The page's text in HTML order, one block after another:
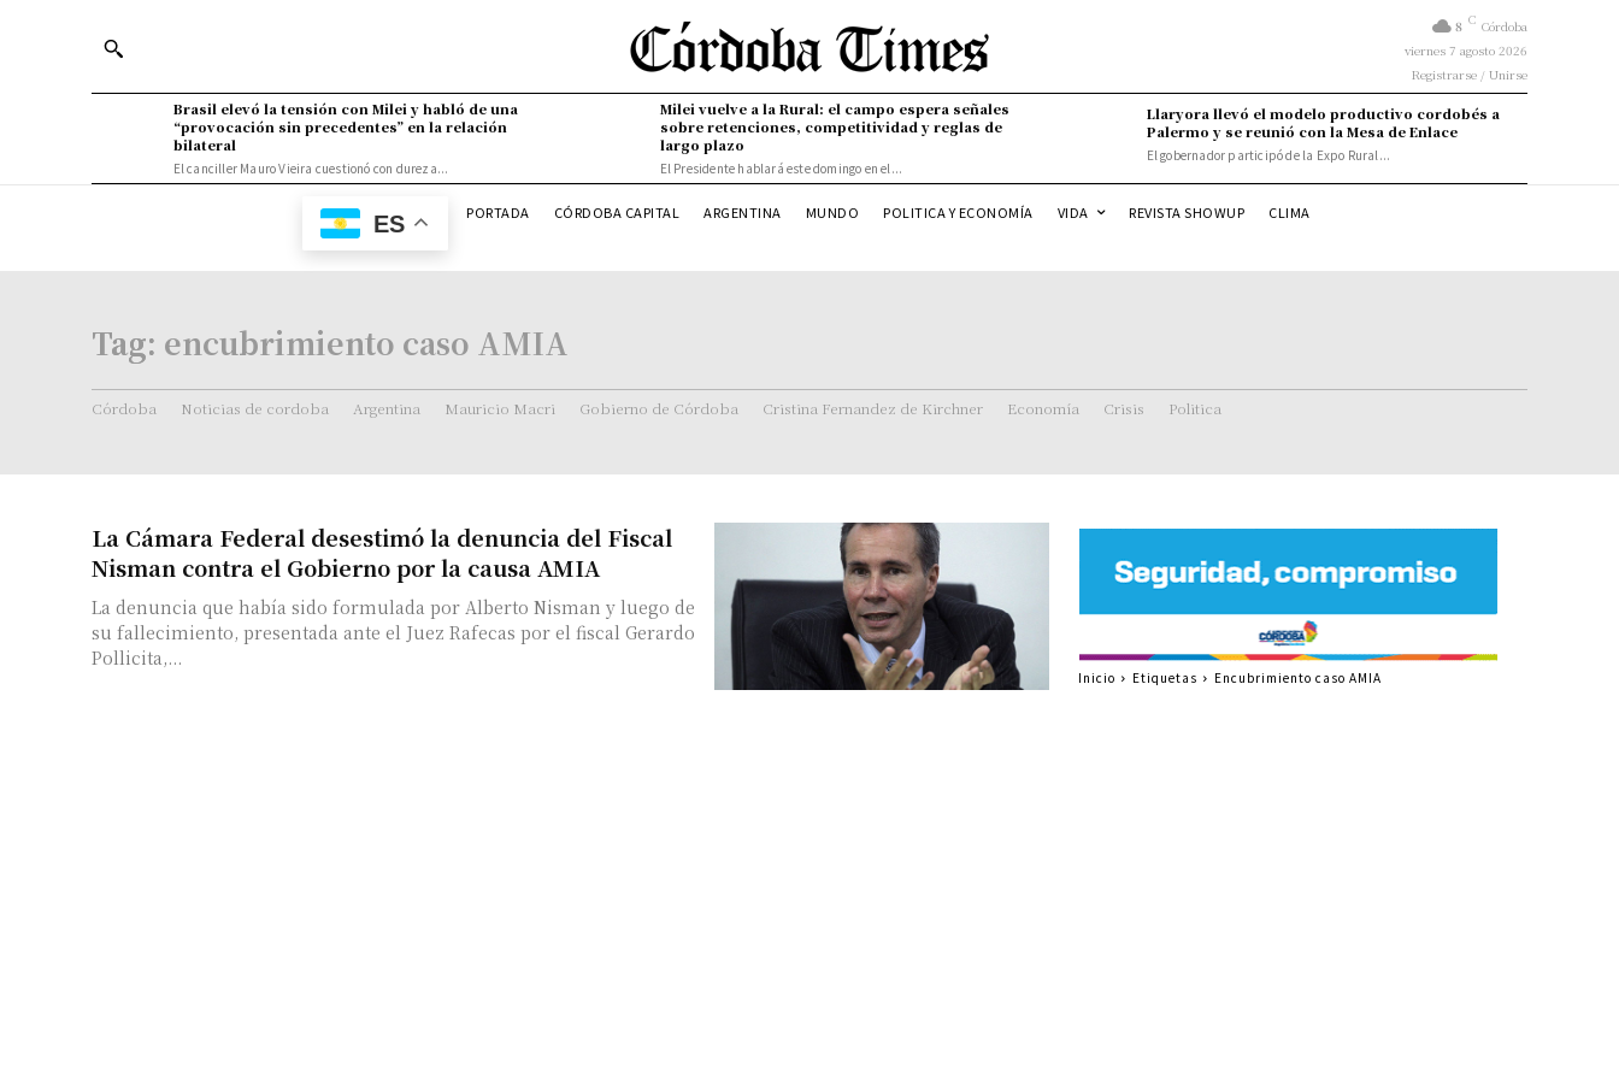
8 C Córdoba
viernes 7 agosto 2026
Registrarse / Unirse
Brasil elevó la tensión con Milei y habló de una
“provocación sin precedentes” en la relación
bilateral
El canciller Mauro Vieira cuestionó con dureza...
Milei vuelve a la Rural: el campo espera señales
sobre retenciones, competitividad y reglas de
largo plazo
El Presidente hablará este domingo en el...
Llaryora llevó el modelo productivo cordobés a
Palermo y se reunió con la Mesa de Enlace
El gobernador participó de la Expo Rural...
ES PORTADA CÓRDOBA CAPITAL ARGENTINA MUNDO POLITICA Y ECONOMÍA VIDA REVISTA SHOWUP CLIMA
Tag: encubrimiento caso AMIA
Córdoba Noticias de cordoba Argentina Mauricio Macri Gobierno de Córdoba Cristina Fernandez de Kirchner Economía Crisis Politica
La Cámara Federal desestimó la denuncia del Fiscal
Nisman contra el Gobierno por la causa AMIA
La denuncia que había sido formulada por Alberto Nisman y luego de
su fallecimiento, presentada ante el Juez Rafecas por el fiscal Gerardo
Pollicita,...
Inicio Etiquetas Encubrimiento caso AMIA